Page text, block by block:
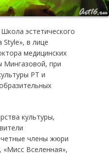
Школа эстетического
Style», в лице
медицинских
Мингазовой, при
РТ и
культуры,
члены жюри
«Мисс Вселенная»,